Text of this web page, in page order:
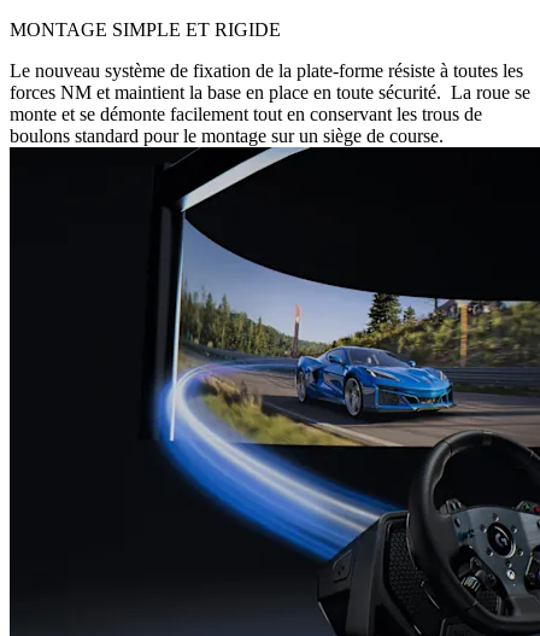
MONTAGE SIMPLE ET RIGIDE
Le nouveau système de fixation de la plate-forme résiste à toutes les
forces NM et maintient la base en place en toute sécurité. La roue se
monte et se démonte facilement tout en conservant les trous de
boulons standard pour le montage sur un siège de course.